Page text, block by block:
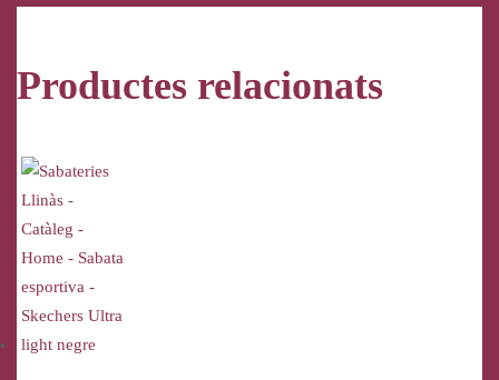
Productes relacionats